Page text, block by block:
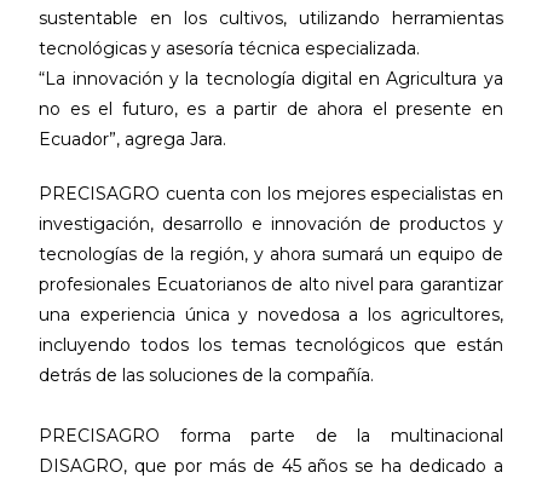
sustentable en los cultivos, utilizando herramientas
tecnológicas y asesoría técnica especializada.
“La innovación y la tecnología digital en Agricultura ya
no es el futuro, es a partir de ahora el presente en
Ecuador”, agrega Jara.
PRECISAGRO cuenta con los mejores especialistas en
investigación, desarrollo e innovación de productos y
tecnologías de la región, y ahora sumará un equipo de
profesionales Ecuatorianos de alto nivel para garantizar
una experiencia única y novedosa a los agricultores,
incluyendo todos los temas tecnológicos que están
detrás de las soluciones de la compañía.
PRECISAGRO forma parte de la multinacional
DISAGRO, que por más de 45 años se ha dedicado a